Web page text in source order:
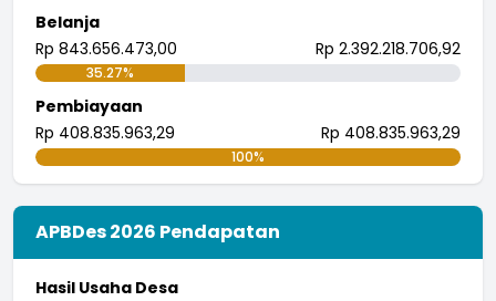
Belanja
Rp 843.656.473,00
Rp 2.392.218.706,92
35.27%
Pembiayaan
Rp 408.835.963,29
Rp 408.835.963,29
100%
APBDes 2026 Pendapatan
Hasil Usaha Desa